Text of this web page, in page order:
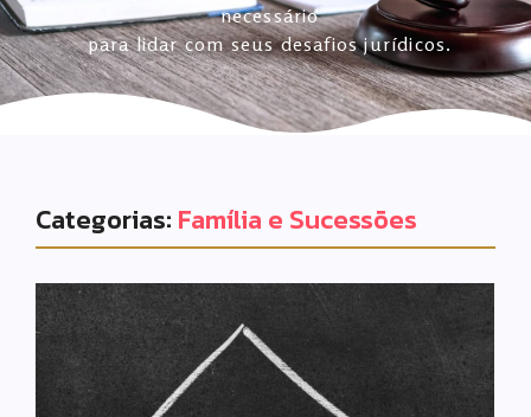
necessário
para lidar com seus desafios jurídicos.
Categorias: Família e Sucessões